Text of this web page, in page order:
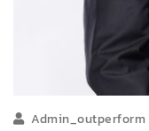
Admin_outperform